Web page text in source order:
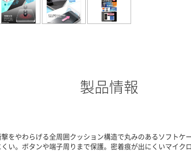
製品情報
撃をやわらげる全周囲クッション構造で丸みのあるソフトケ
くい。ボタンや端子周りまで保護。密着痕が出にくいマイク